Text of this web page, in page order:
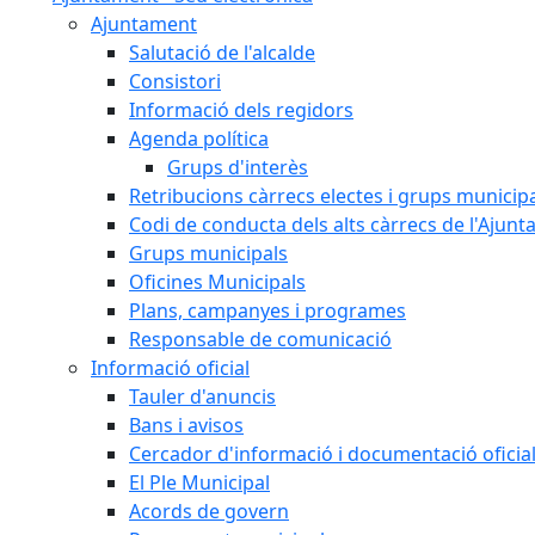
Ajuntament
Salutació de l'alcalde
Consistori
Informació dels regidors
Agenda política
Grups d'interès
Retribucions càrrecs electes i grups
Codi de conducta dels alts càrrecs de
Grups municipals
Oficines Municipals
Plans, campanyes i programes
Responsable de comunicació
Informació oficial
Tauler d'anuncis
Bans i avisos
Cercador d'informació i documentació
El Ple Municipal
Acords de govern